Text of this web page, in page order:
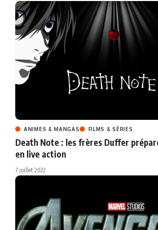
ANIMES & MANGAS FILMS & SÉRIES
Death Note : les frères Duffer
en live action
7 juillet 2022